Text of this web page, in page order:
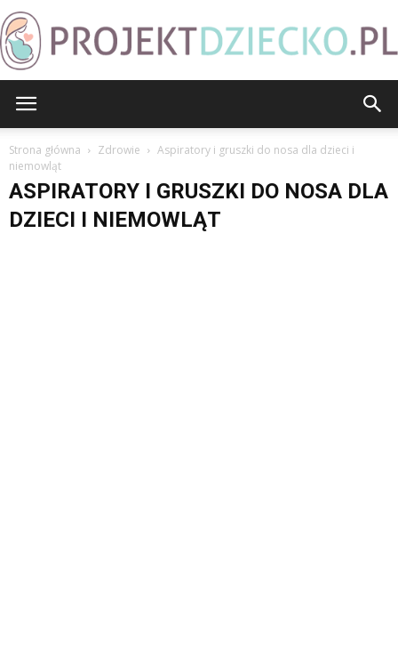
Strona główna Zdrowie
Aspiratory i gruszki do nosa dla dzieci i
niemowląt
ASPIRATORY I GRUSZKI DO NOSA DLA
DZIECI I NIEMOWLĄT